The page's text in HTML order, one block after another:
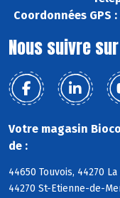
Coordonnées GPS :
Nous suivre sur
Votre magasin
de :
44650 Touvois, 44270
44270 St-Etienne-de-